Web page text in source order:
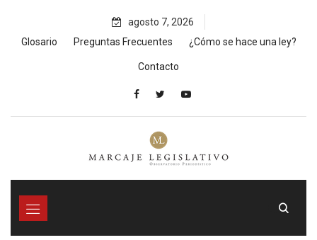
content
agosto 7, 2026
Glosario
Preguntas Frecuentes ¿Cómo se hace una ley?
Contacto